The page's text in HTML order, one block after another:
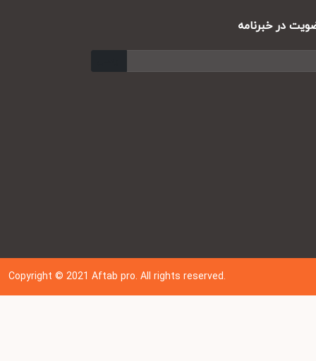
در خبرنامه
Copyright © 202 1Aftab pro. All rights reserved.